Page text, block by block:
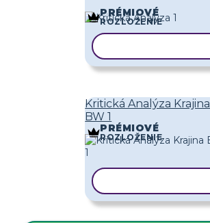
PRÉMIOVÉ
ROZLOŽENIE
Kritická Analýza Krajina
BW 1
PRÉMIOVÉ
ROZLOŽENIE